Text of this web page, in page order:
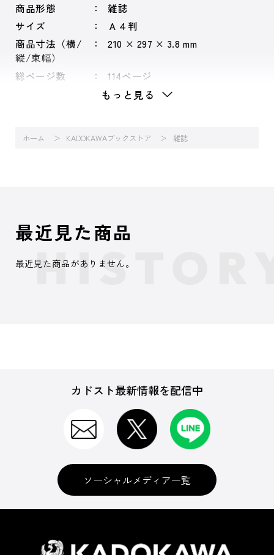
商品形態
雑誌
サイズ
Ａ４判
商品寸法（横/
縦/束幅）
210 × 297 × 3.8 mm
総ページ数 114ページ
もっと見る
ホーム KADOKAWAブックストア 雑誌
最近見た商品
最近見た商品がありません。
カドスト最新情報を配信中
ソーシャルメディア一覧